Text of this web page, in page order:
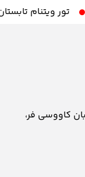
تور ویتنام
کاووسی فر،